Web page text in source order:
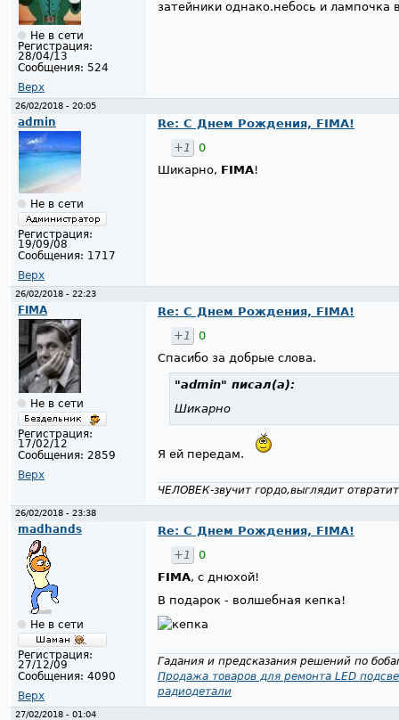
Не в сети
Регистрация:
28/04/13
Сообщения: 524
Верх
затейники однако.небось и лампочка
26/02/2018 - 20:05
admin
Не в сети
Регистрация:
19/09/08
Сообщения: 1717
Верх
Re: С Днем Рождения, FIMA!
+1
0
Шикарно, FIMA!
26/02/2018 - 22:23
FIMA
Не в сети
Регистрация:
17/02/12
Сообщения: 2859
Верх
Re: С Днем Рождения, FIMA!
+1
0
Спасибо за добрые слова.
"admin" писал(а):
Шикарно
Я ей передам.
ЧЕЛОВЕК-звучит гордо,выглядит
26/02/2018 - 23:38
madhands
Не в сети
Регистрация:
27/12/09
Сообщения: 4090
Верх
Re: С Днем Рождения, FIMA!
+1
0
FIMA, с днюхой!
В подарок - волшебная кепка!
Гадания и предсказания решений по
Продажа товаров для ремонта LED
радиодетали
27/02/2018 - 01:04